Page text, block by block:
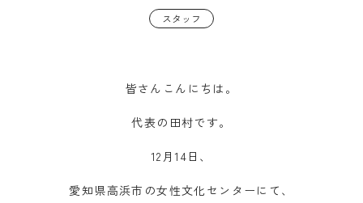
スタッフ
皆さんこんにちは。
代表の田村です。
12月14日、
愛知県高浜市の女性文化センターにて、